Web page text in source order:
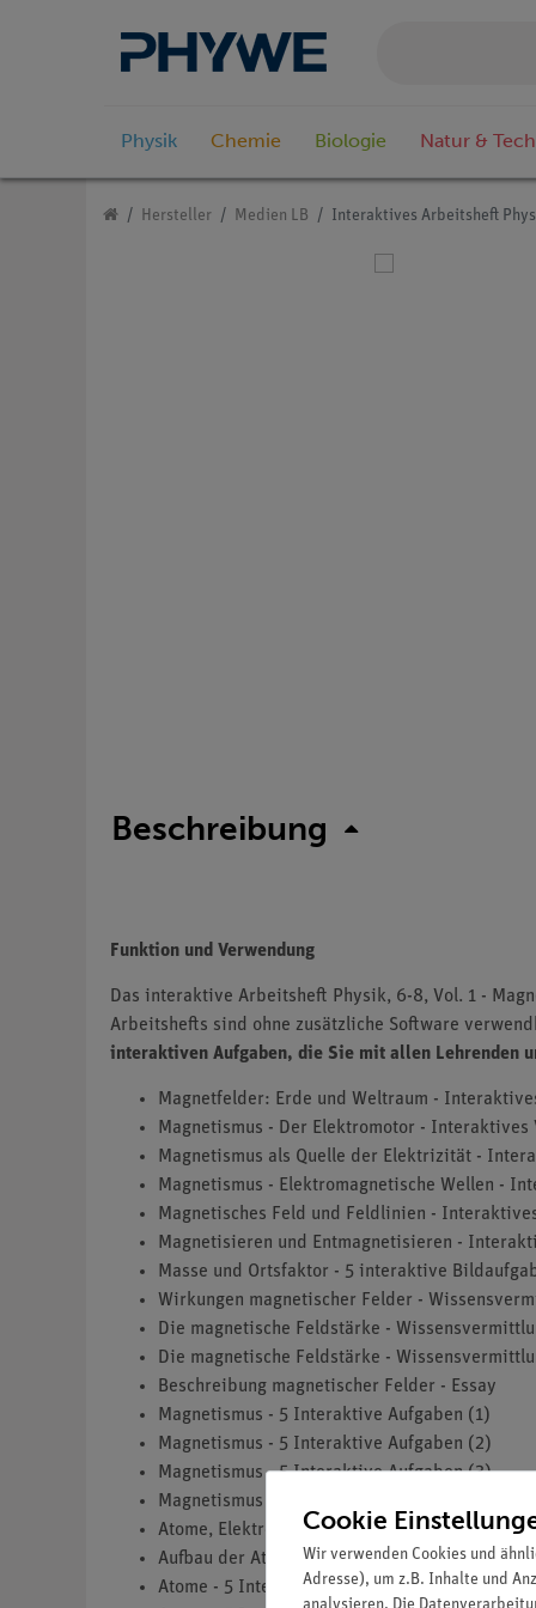
Physik Chemie Biologie Natur &
Hersteller Medien LB Interaktives Arbeitsheft
Beschreibung
Funktion und Verwendung
Das interaktive Arbeitsheft Physik, 6-8, Vol. 1 -
Arbeitshefts sind ohne zusätzliche Software
interaktiven Aufgaben, die Sie mit allen Lehrenden
Magnetfelder: Erde und Weltraum -
Magnetismus - Der Elektromotor - Interaktives
Magnetismus als Quelle der Elektrizität -
Magnetismus - Elektromagnetische Wellen -
Magnetisches Feld und Feldlinien -
Magnetisieren und Entmagnetisieren -
Masse und Ortsfaktor - 5 interaktive
Wirkungen magnetischer Felder -
Die magnetische Feldstärke -
Die magnetische Feldstärke -
Beschreibung magnetischer Felder - Essay
Magnetismus - 5 Interaktive Aufgaben (1)
Magnetismus - 5 Interaktive Aufgaben (2)
Magnetismus - 5 Interaktive Aufgaben (3)
Magnetismus - 5 Interaktive Aufgaben (4)
Atome, Elektronen und Ionen -
Aufbau der Atome - Interaktive Aufgabe
Atome - 5 Interaktive Aufgaben (1)
Cookie
Wir verwenden Cookies und
Adresse), um z.B. Inhalte und